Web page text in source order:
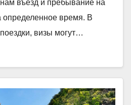
въезд и пребывание на
определенное время. В
визы могут…